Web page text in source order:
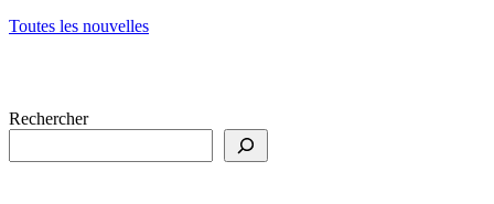
Toutes les nouvelles
Rechercher